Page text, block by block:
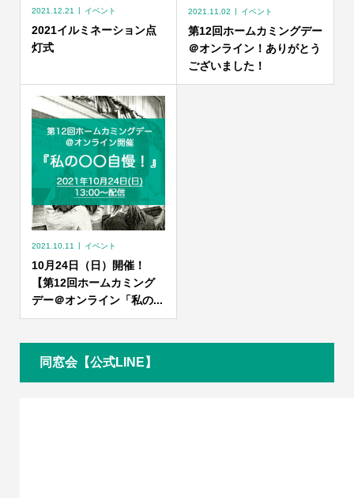
2021.12.21 イベント
2021イルミネーション点
灯式
2021.11.02 イベント
第12回ホームカミングデー
＠オンライン！ありがとう
ございました！
2021.10.11 イベント
10月24日（日）開催！
【第12回ホームカミング
デー＠オンライン「私の...
同窓会【公式LINE】